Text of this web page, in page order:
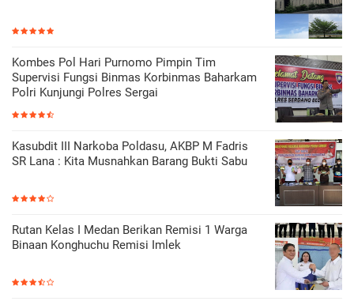
Kombes Pol Hari Purnomo Pimpin Tim
Supervisi Fungsi Binmas Korbinmas Baharkam
Polri Kunjungi Polres Sergai
Kasubdit III Narkoba Poldasu, AKBP M Fadris
SR Lana : Kita Musnahkan Barang Bukti Sabu
Rutan Kelas I Medan Berikan Remisi 1 Warga
Binaan Konghuchu Remisi Imlek